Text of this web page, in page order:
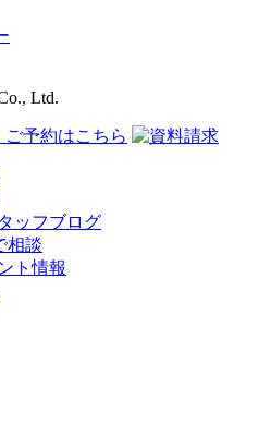
Ltd.
ッフブログ
相談
ト情報